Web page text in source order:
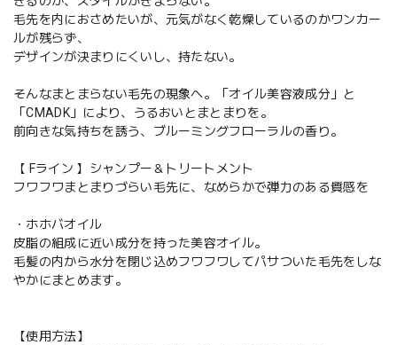
毛先を内におさめたいが、元気がなく乾燥しているのかワンカー
ルが残らず、
デザインが決まりにくいし、持たない。
そんなまとまらない毛先の現象へ。「オイル美容液成分」と
「CMADK」により、うるおいとまとまりを。
前向きな気持ちを誘う、ブルーミングフローラルの香り。
【 Fライン 】シャンプー＆トリートメント
フワフワまとまりづらい毛先に、なめらかで弾力のある質感を
・ホホバオイル
皮脂の組成に近い成分を持った美容オイル。
毛髪の内から水分を閉じ込めフワフワしてパサついた毛先をしな
やかにまとめます。
【使用方法】